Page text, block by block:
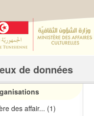
de données
des affair... (1)